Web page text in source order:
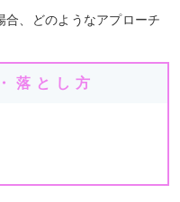
、どのようなアプローチ
落とし方